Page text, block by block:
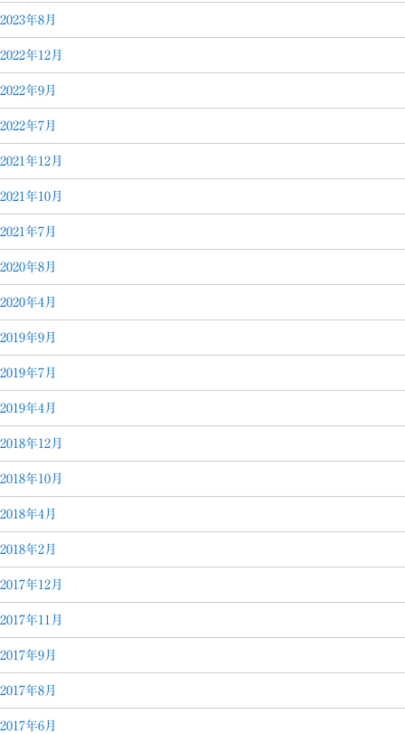
2023年8月
2022年12月
2022年9月
2022年7月
2021年12月
2021年10月
2021年7月
2020年8月
2020年4月
2019年9月
2019年7月
2019年4月
2018年12月
2018年10月
2018年4月
2018年2月
2017年12月
2017年11月
2017年9月
2017年8月
2017年6月